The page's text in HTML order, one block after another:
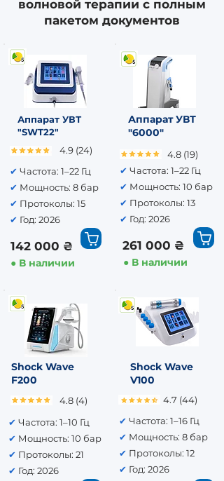
волновой терапии с полным
пакетом документов
Аппарат УВТ
"SWT22"
4.9 (24)
✔ Частота: 1–22 Гц
✔ Мощность: 8 бар
✔ Протоколы: 15
✔ Год: 2026
142 000 ₴
● В наличии
Аппарат УВТ
"6000"
4.8 (19)
✔ Частота: 1–22 Гц
✔ Мощность: 10 бар
✔ Протоколы: 13
✔ Год: 2026
261 000 ₴
● В наличии
Shock Wave
F200
4.8 (4)
✔ Частота: 1–10 Гц
✔ Мощность: 10 бар
✔ Протоколы: 21
✔ Год: 2026
Shock Wave
V100
4.7 (44)
✔ Частота: 1–16 Гц
✔ Мощность: 8 бар
✔ Протоколы: 12
✔ Год: 2026